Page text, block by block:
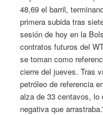
48,69 el barril,
primera subida tras
sesión de hoy en la
contratos futuros del
se toman como
cierre del jueves. Tras
petróleo de referencia
alza de 33 centavos, lo
negativa que